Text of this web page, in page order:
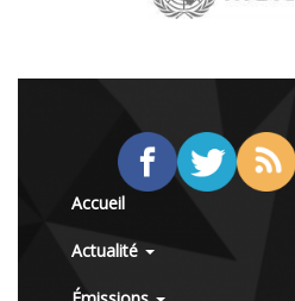
Accueil
Actualité